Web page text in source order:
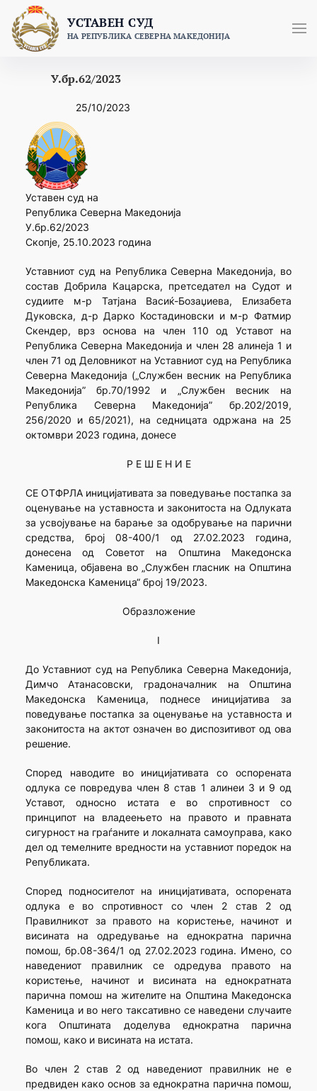
content
УСТАВЕН СУД
НА РЕПУБЛИКА СЕВЕРНА МАКЕДОНИЈА
У.бр.62/2023
25/10/2023
Уставен суд на
Република Северна Македонија
У.бр.62/2023
Скопје, 25.10.2023 година
Уставниот суд на Република Северна Македонија, во
состав Добрила Кацарска, претседател на Судот и
судиите м-р Татјана Васиќ-Бозаџиева, Елизабета
Дуковска, д-р Дарко Костадиновски и м-р Фатмир
Скендер, врз основа на член 110 од Уставот на
Република Северна Македонија и член 28 алинеја 1 и
член 71 од Деловникот на Уставниот суд на Република
Северна Македонија („Службен весник на Република
Македонија” бр.70/1992 и „Службен весник на
Република Северна Македонија” бр.202/2019,
256/2020 и 65/2021), на седницата одржана на 25
октомври 2023 година, донесе
Р Е Ш Е Н И Е
СЕ ОТФРЛА иницијативата за поведување постапка за
оценување на уставноста и законитоста на Одлуката
за усвојување на барање за одобрување на парични
средства, број 08-400/1 од 27.02.2023 година,
донесена од Советот на Општина Македонска
Каменица, објавена во „Службен гласник на Општина
Македонска Каменица“ број 19/2023.
Образложение
I
До Уставниот суд на Република Северна Македонија,
Димчо Атанасовски, градоначалник на Општина
Македонска Каменица, поднесе иницијатива за
поведување постапка за оценување на уставноста и
законитоста на актот означен во диспозитивот од ова
решение.
Според наводите во иницијативата со оспорената
одлука се повредува член 8 став 1 алинеи 3 и 9 од
Уставот, односно истата е во спротивност со
принципот на владеењето на правото и правната
сигурност на граѓаните и локалната самоуправа, како
дел од темелните вредности на уставниот поредок на
Републиката.
Според подносителот на иницијативата, оспорената
одлука е во спротивност со член 2 став 2 од
Правилникот за правото на користење, начинот и
висината на одредување на еднократна парична
помош, бр.08-364/1 од 27.02.2023 година. Имено, со
наведениот правилник се одредува правото на
користење, начинот и висината на еднократната
парична помош на жителите на Општина Македонска
Каменица и во него таксативно се наведени случаите
кога Општината доделува еднократна парична
помош, како и висината на истата.
Во член 2 став 2 од наведениот правилник не е
предвиден како основ за еднократна парична помош,